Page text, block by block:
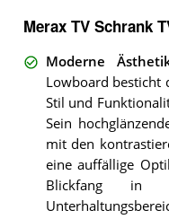
Merax TV Schrank
Moderne
Lowboard besticht
Stil und
Sein
mit den
eine auffällige
Blickfang in